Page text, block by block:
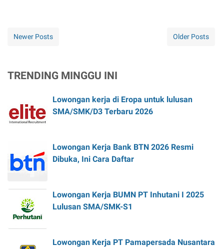
Newer Posts Older Posts
TRENDING MINGGU INI
Lowongan kerja di Eropa untuk lulusan
SMA/SMK/D3 Terbaru 2026
Lowongan Kerja Bank BTN 2026 Resmi
Dibuka, Ini Cara Daftar
Lowongan Kerja BUMN PT Inhutani I 2025
Lulusan SMA/SMK-S1
Lowongan Kerja PT Pamapersada Nusantara